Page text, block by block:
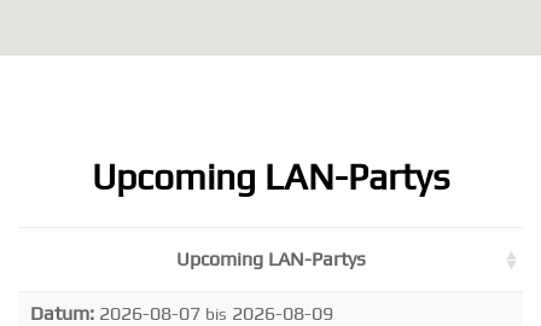
Upcoming LAN-Partys
Upcoming LAN-Partys
Datum: 2026-08-07 bis 2026-08-09